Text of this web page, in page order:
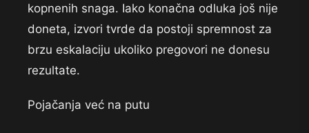
kopnenih snaga. Iako konačna odluka još nije
doneta, izvori tvrde da postoji spremnost za
brzu eskalaciju ukoliko pregovori ne donesu
rezultate.
Pojačanja već na putu